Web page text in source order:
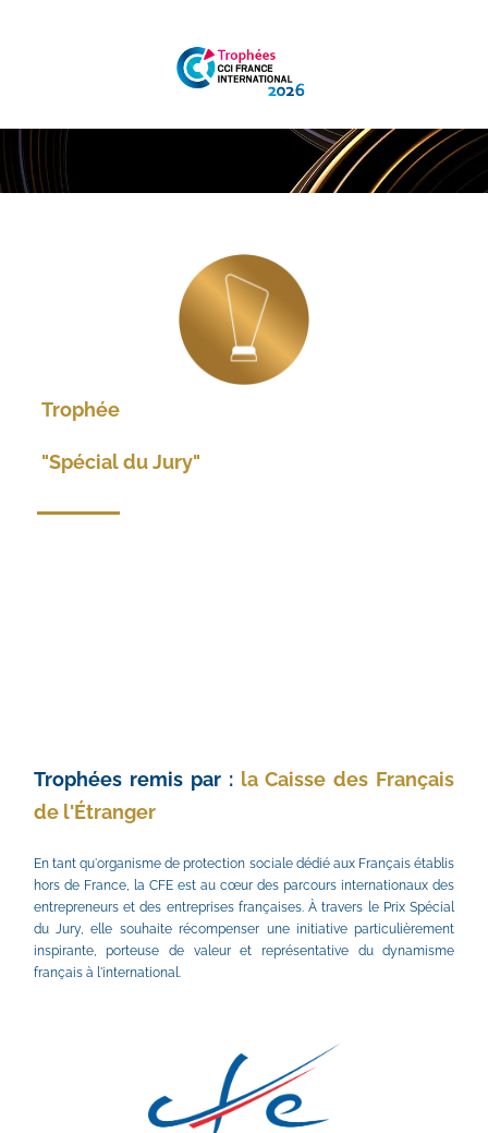
Trophée
"Spécial du Jury"
Trophées remis par : la Caisse des Français
de l'Étranger
En tant qu'organisme de protection sociale dédié aux Français établis
hors de France, la CFE est au cœur des parcours internationaux des
entrepreneurs et des entreprises françaises. À travers le Prix Spécial
du Jury, elle souhaite récompenser une initiative particulièrement
inspirante, porteuse de valeur et représentative du dynamisme
français à l'international.